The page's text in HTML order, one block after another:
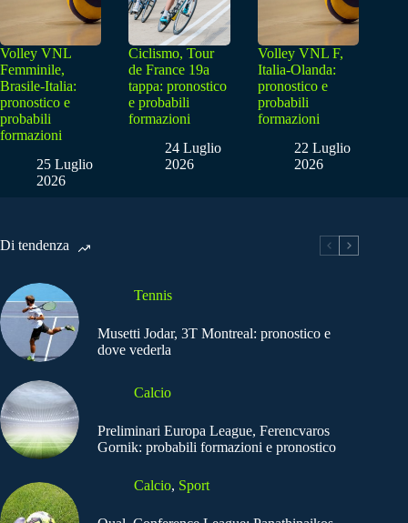
Volley VNL
Femminile,
Brasile-Italia:
pronostico e
probabili
formazioni
25 Luglio
2026
Ciclismo, Tour
de France 19a
tappa: pronostico
e probabili
formazioni
24 Luglio
2026
Volley VNL F,
Italia-Olanda:
pronostico e
probabili
formazioni
22 Luglio
2026
Di tendenza
Tennis
Musetti Jodar, 3T Montreal: pronostico e
dove vederla
Calcio
Preliminari Europa League, Ferencvaros
Gornik: probabili formazioni e pronostico
Calcio, Sport